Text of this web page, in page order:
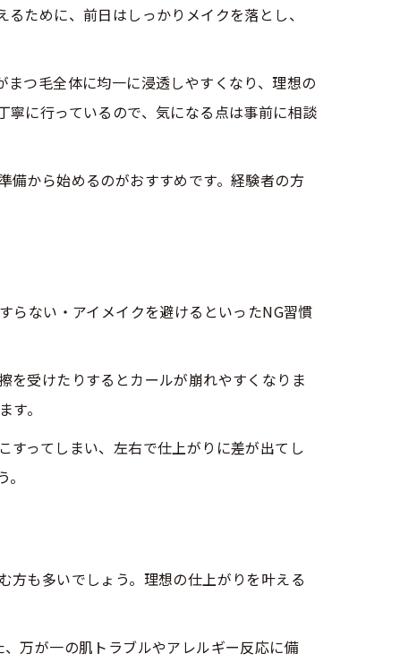
ために、前日はしっかりメイクを落とし、
つ毛全体に均一に浸透しやすくなり、理想の
に行っているので、気になる点は事前に相談
備から始めるのがおすすめです。経験者の方
らない・アイメイクを避けるといったNG習慣
を受けたりするとカールが崩れやすくなりま
。
ってしまい、左右で仕上がりに差が出てし
方も多いでしょう。理想の仕上がりを叶える
万が一の肌トラブルやアレルギー反応に備